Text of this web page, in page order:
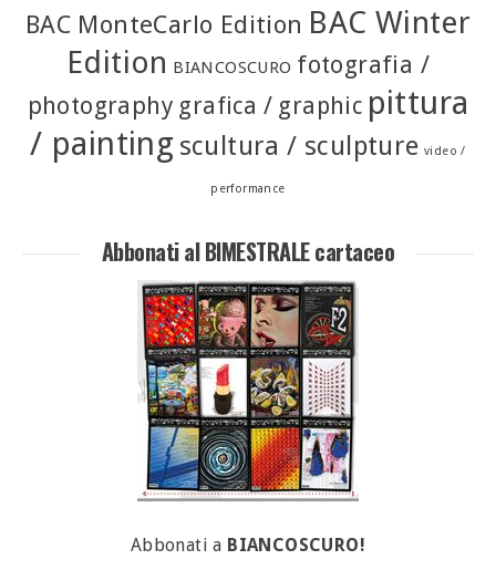
BAC MonteCarlo Edition BAC Winter
Edition BIANCOSCURO fotografia /
photography grafica / graphic pittura
/ painting scultura / sculpture video /
performance
Abbonati al BIMESTRALE cartaceo
Abbonati a BIANCOSCURO!